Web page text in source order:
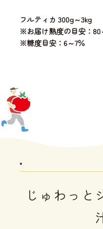
フルティカ 300g～3kg
※お届け熟度の目安：80
※糖度目安：6～7％
"
じゅわっと